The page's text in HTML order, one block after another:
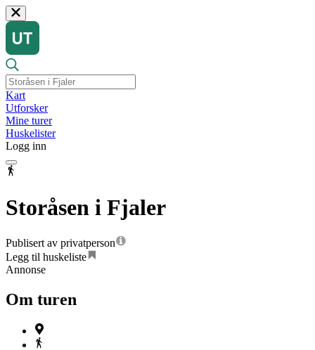
Kart
Utforsker
Mine turer
Huskelister
Logg inn
Storåsen i Fjaler
Publisert av privatperson
Legg til huskeliste
Annonse
Om turen